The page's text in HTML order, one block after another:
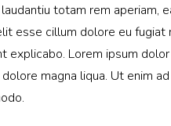
totam rem aperiam,
esse cillum dolore eu fugiat
explicabo. Lorem ipsum
magna liqua. Ut enim ad